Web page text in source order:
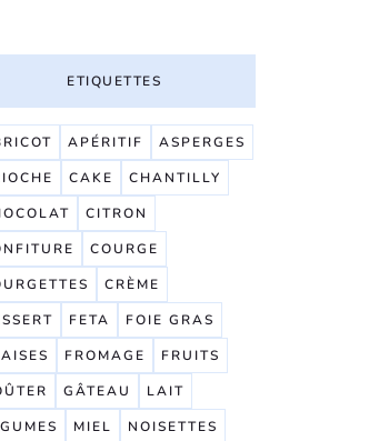
ETIQUETTES
APÉRITIF
ASPERGES
CAKE
CHANTILLY
CITRON
COURGE
CRÈME
FETA
FOIE GRAS
FROMAGE
FRUITS
GÂTEAU
LAIT
MIEL
NOISETTES